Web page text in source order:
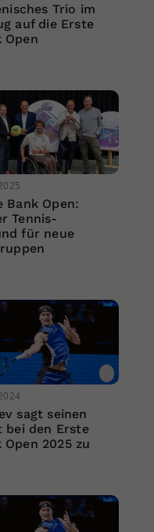
Trio im
auf die Erste
Open
Bank Open:
Tennis-
für neue
sagt seinen
bei den Erste
Open 2025 zu